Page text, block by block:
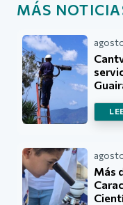
MÁS
Más